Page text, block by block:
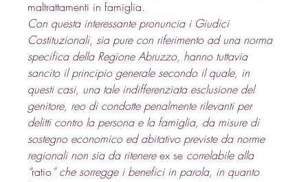
maltrattamenti in famiglia.
Con questa interessante pronuncia i Giudici
Costituzionali, sia pure con riferimento ad una norma
specifica della Regione Abruzzo, hanno tuttavia
sancito il principio generale secondo il quale, in
questi casi, una tale indifferenziata esclusione del
genitore, reo di condotte penalmente rilevanti per
delitti contro la persona e la famiglia, da misure di
sostegno economico ed abitativo previste da norme
regionali non sia da ritenere ex se correlabile alla
“ratio” che sorregge i benefici in parola, in quanto